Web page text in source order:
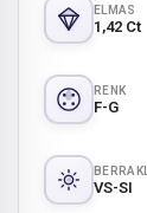
ELMAS
1,42 Ct
RENK
F-G
VS-SI